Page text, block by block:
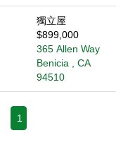
獨立屋
$899,000
365 Allen Way
Benicia , CA
94510
1